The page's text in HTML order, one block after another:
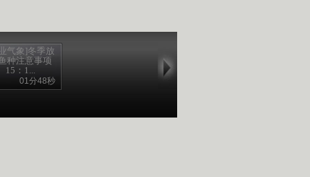
气象]冬季放
种注意事项
15：1...
01分48秒